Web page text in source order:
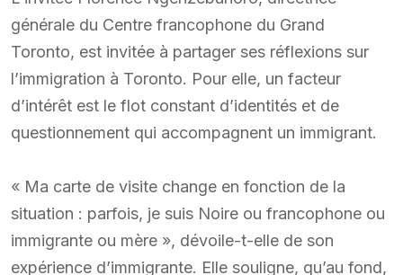
générale du Centre francophone du Grand
Toronto, est invitée à partager ses réflexions sur
l’immigration à Toronto. Pour elle, un facteur
d’intérêt est le flot constant d’identités et de
questionnement qui accompagnent un immigrant.
« Ma carte de visite change en fonction de la
situation : parfois, je suis Noire ou francophone ou
immigrante ou mère », dévoile-t-elle de son
expérience d’immigrante. Elle souligne, qu’au fond,